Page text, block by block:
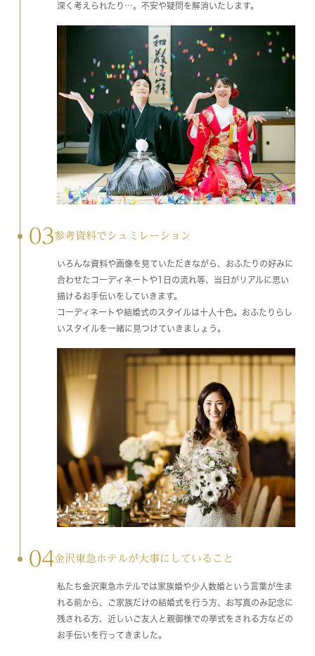
深く考えられたり…。不安や疑問を解消いたします。
03参考資料でシュミレーション
いろんな資料や画像を見ていただきながら、おふたりの好みに
合わせたコーディネートや1日の流れ等、当日がリアルに思い
描けるお手伝いをしていきます。
コーディネートや結婚式のスタイルは十人十色。おふたりらし
いスタイルを一緒に見つけていきましょう。
04金沢東急ホテルが大事にしていること
私たち金沢東急ホテルでは家族婚や少人数婚という言葉が生ま
れる前から、ご家族だけの結婚式を行う方、お写真のみ記念に
残される方、近しいご友人と親御様での挙式をされる方などの
お手伝いを行ってきました。